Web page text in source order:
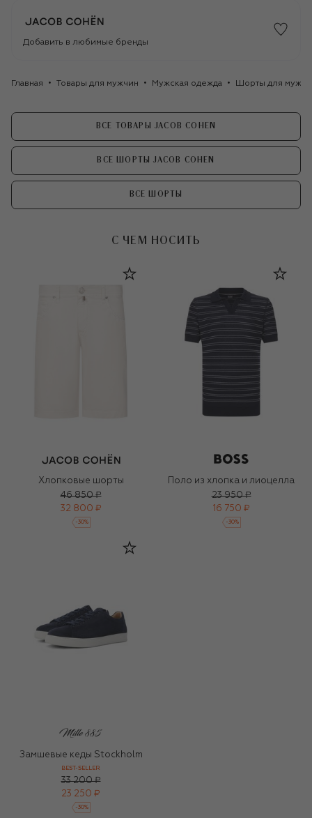
Добавить в любимые бренды
Главная Товары для мужчин Мужская одежда Шорты для
ВСЕ ТОВАРЫ JACOB COHEN
ВСЕ ШОРТЫ JACOB COHEN
ВСЕ ШОРТЫ
С ЧЕМ НОСИТЬ
Хлопковые шорты
46 850 ₽
32 800 ₽
-30%
Поло из хлопка и лиоцелла
23 950 ₽
16 750 ₽
-30%
Замшевые кеды Stockholm
BEST-SELLER
33 200 ₽
23 250 ₽
-30%